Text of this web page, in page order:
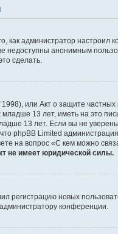
как администратор
недоступны анонимным
сделать.
или Акт о защите
13 лет, иметь на это
13 лет. Если вы не
phpBB Limited
на вопрос «С кем можно
не имеет юридической силы.
регистрацию новых
конференции.